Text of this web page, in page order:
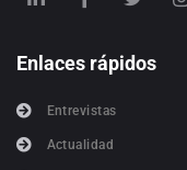
Enlaces rápidos
Entrevistas
Actualidad